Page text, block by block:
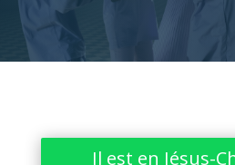
Il est en Jésus-